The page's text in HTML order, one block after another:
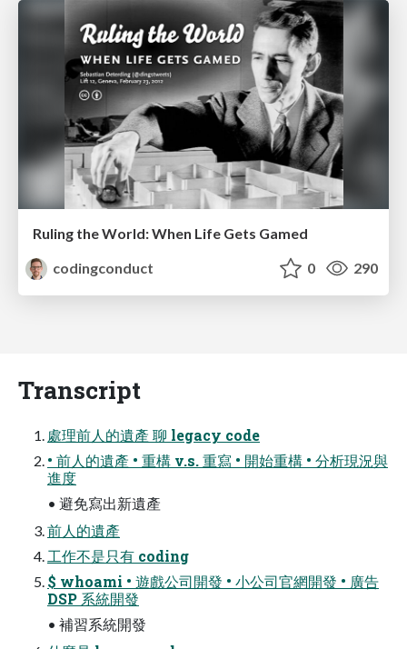
Ruling the World: When Life Gets Gamed
codingconduct
0 290
Transcript
處理前人的遺產 聊 legacy code
• 前人的遺產 • 重構 v.s. 重寫 • 開始重構 • 分析現況與
進度
• 避免寫出新遺產
前人的遺產
工作不是只有 coding
$ whoami • 遊戲公司開發 • 小公司官網開發 • 廣告
DSP 系統開發
• 補習系統開發